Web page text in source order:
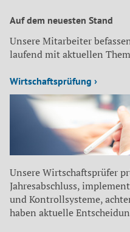
Auf dem neuesten Stand
Unsere Mitarbeiter
laufend mit aktuellen
Wirtschaftsprüfung ›
Unsere Wirtschaftsprüfer
Jahresabschluss,
und Kontrollsysteme,
haben aktuelle